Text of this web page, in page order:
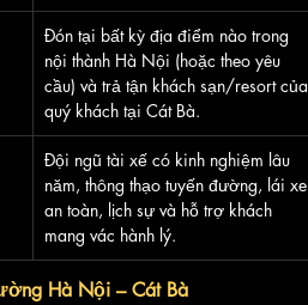
Đón tại bất kỳ địa điểm nào trong
nội thành Hà Nội (hoặc theo yêu
cầu) và trả tận khách sạn/resort của
quý khách tại Cát Bà.
Đội ngũ tài xế có kinh nghiệm lâu
năm, thông thạo tuyến đường, lái xe
an toàn, lịch sự và hỗ trợ khách
mang vác hành lý.
Hà Nội – Cát Bà